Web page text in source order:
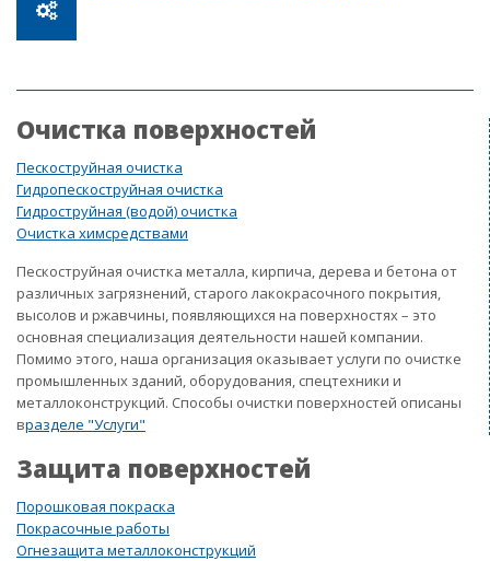
Очистка поверхностей
Пескоструйная очистка
Гидропескоструйная очистка
Гидроструйная (водой) очистка
Очистка химсредствами
Пескоструйная очистка металла, кирпича, дерева и бетона от
различных загрязнений, старого лакокрасочного покрытия,
высолов и ржавчины, появляющихся на поверхностях – это
основная специализация деятельности нашей компании.
Помимо этого, наша организация оказывает услуги по очистке
промышленных зданий, оборудования, спецтехники и
металлоконструкций. Способы очистки поверхностей описаны
вразделе "Услуги"
Защита поверхностей
Порошковая покраска
Покрасочные работы
Огнезащита металлоконструкций